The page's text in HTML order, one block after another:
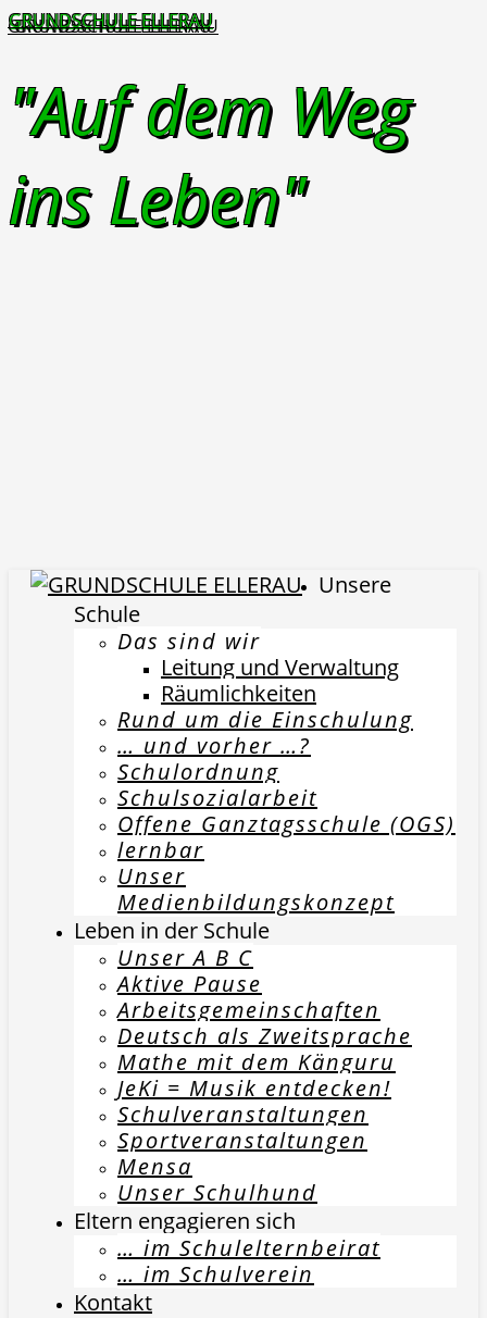
GRUNDSCHULE ELLERAU
"Auf dem Weg
ins Leben"
Unsere
Schule
Das sind wir
Leitung und Verwaltung
Räumlichkeiten
Rund um die Einschulung
… und vorher …?
Schulordnung
Schulsozialarbeit
Offene Ganztagsschule (OGS)
lernbar
Unser
Medienbildungskonzept
Leben in der Schule
Unser A B C
Aktive Pause
Arbeitsgemeinschaften
Deutsch als Zweitsprache
Mathe mit dem Känguru
JeKi = Musik entdecken!
Schulveranstaltungen
Sportveranstaltungen
Mensa
Unser Schulhund
Eltern engagieren sich
… im Schulelternbeirat
… im Schulverein
Kontakt